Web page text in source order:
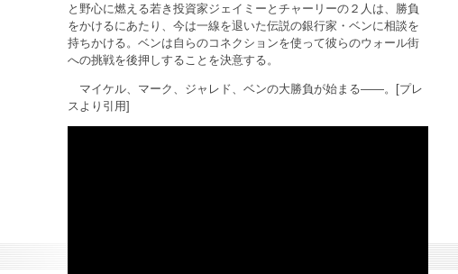
と野心に燃える若き投資家ジェイミーとチャーリーの２人は、勝負
をかけるにあたり、今は一線を退いた伝説の銀行家・ベンに相談を
持ちかける。ベンは自らのコネクションを使って彼らのウォール街
への挑戦を後押しすることを決意する。
マイケル、マーク、ジャレド、ベンの大勝負が始まる――。[プレ
スより引用]